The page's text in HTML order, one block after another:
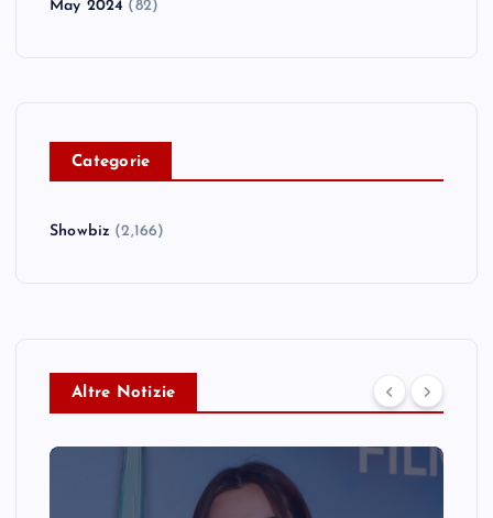
May 2024 (82)
Categorie
Showbiz (2,166)
Altre Notizie